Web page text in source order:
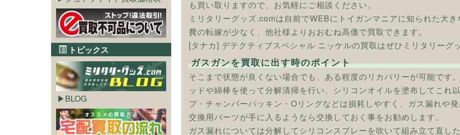
も買い取りますので、お気軽にご相談ください。
ミリタリーグッズ.comは自前でWEBにトイガンマニアに知られた大
費の転嫁が少なく、他社様よりおおむね高価で買取できます。
[タナカ] デテクティブスペシャル ニッケルの買取はぜひミリタリーグ
ガスガンを買取に出す時のポイント
そこまで状態が良くない場合でも、ある程度のリカバリーが可能です
ッドや綿棒を使って分解清掃を行い、シリコンオイルを塗布してこれ
プ・チャンバーパッキン・Oリングなどは損耗しやすく、ガス漏れや
交換用パーツが手に入るようなら交換しておく事をお勧めします。
ガス漏れについては分解してシリコンスプレーを吹いて組み立て直し
トピックス
BLOG